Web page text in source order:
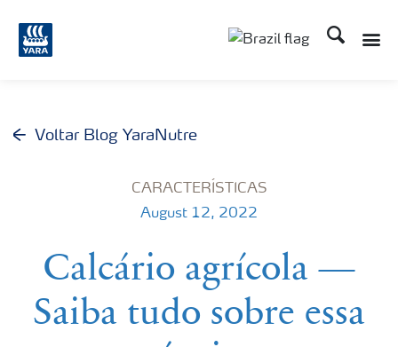
Busca
Voltar Blog YaraNutre
CARACTERÍSTICAS
August 12, 2022
Calcário agrícola —
Saiba tudo sobre essa